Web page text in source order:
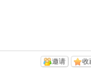
收
邀请